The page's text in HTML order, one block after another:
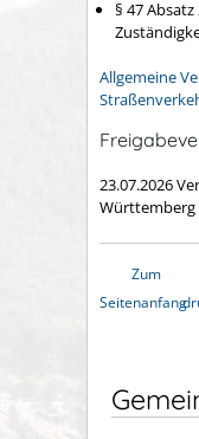
§ 47
Allgemeine
23.07.2026
Württemberg
Zum
Seitenanfang